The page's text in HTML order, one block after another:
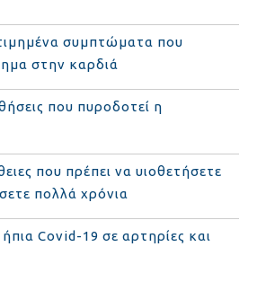
συμπτώματα που
στην καρδιά
που πυροδοτεί η
που πρέπει να υιοθετήσετε
πολλά χρόνια
Covid-19 σε αρτηρίες και